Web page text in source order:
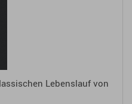
Lebenslauf von